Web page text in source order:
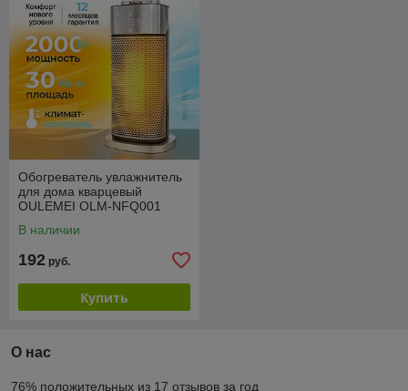
Обогреватель увлажнитель
для дома кварцевый
OULEMEI OLM-NFQ001
В наличии
192 руб.
Купить
О нас
76% положительных из 17 отзывов за год